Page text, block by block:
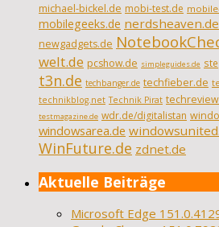
michael-bickel.de mobi-test.de
mobilegeeks.de nerdsheaven.de
newgadgets.de
welt.de pcshow.de simpleguides.de
t3n.de techbanger.de techfieber.de
technikblog.net Technik Pirat
testmagazine.de wdr.de/digitalistan
windowsarea.de
WinFuture.de zdnet.de
Aktuelle Beiträge
Microsoft Edge